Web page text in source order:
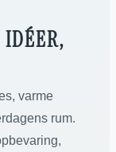
varme
rum.